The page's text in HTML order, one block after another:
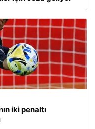
iki penaltı